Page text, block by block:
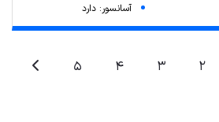
آسانسور: دارد
2
3
4
5